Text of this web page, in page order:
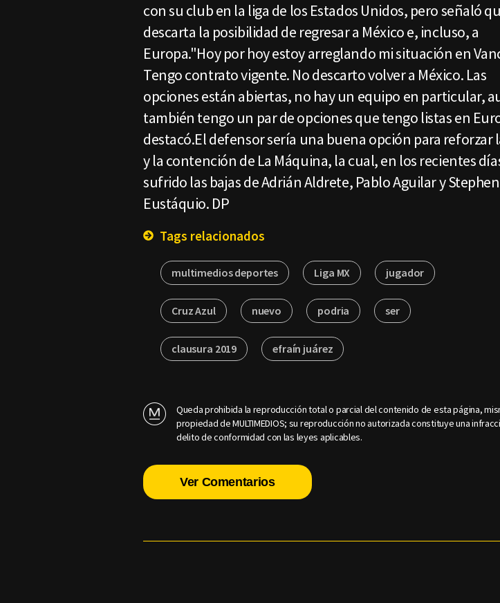
con su club en la liga de los Estados Unidos, pero señaló
descarta la posibilidad de regresar a México e, incluso, a
Europa."Hoy por hoy estoy arreglando mi situación en
Tengo contrato vigente. No descarto volver a México. Las
opciones están abiertas, no hay un equipo en particular,
también tengo un par de opciones que tengo listas en
destacó.El defensor sería una buena opción para reforzar
y la contención de La Máquina, la cual, en los recientes
sufrido las bajas de Adrián Aldrete, Pablo Aguilar y Stephen
Eustáquio. DP
Tags relacionados
multimedios deportes Liga MX jugador
Cruz Azul nuevo podria ser
clausura 2019 efraín juárez
Queda prohibida la reproducción total o parcial del contenido de esta página,
propiedad de MULTIMEDIOS; su reproducción no autorizada constituye una
delito de conformidad con las leyes aplicables.
Ver Comentarios